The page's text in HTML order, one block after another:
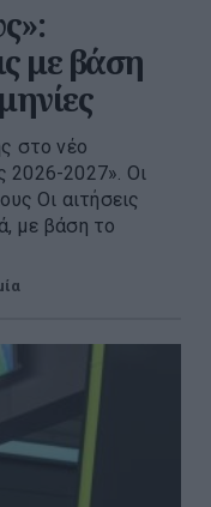
με βάση
στο νέο
2026-2027». Οι
Οι αιτήσεις
με βάση το